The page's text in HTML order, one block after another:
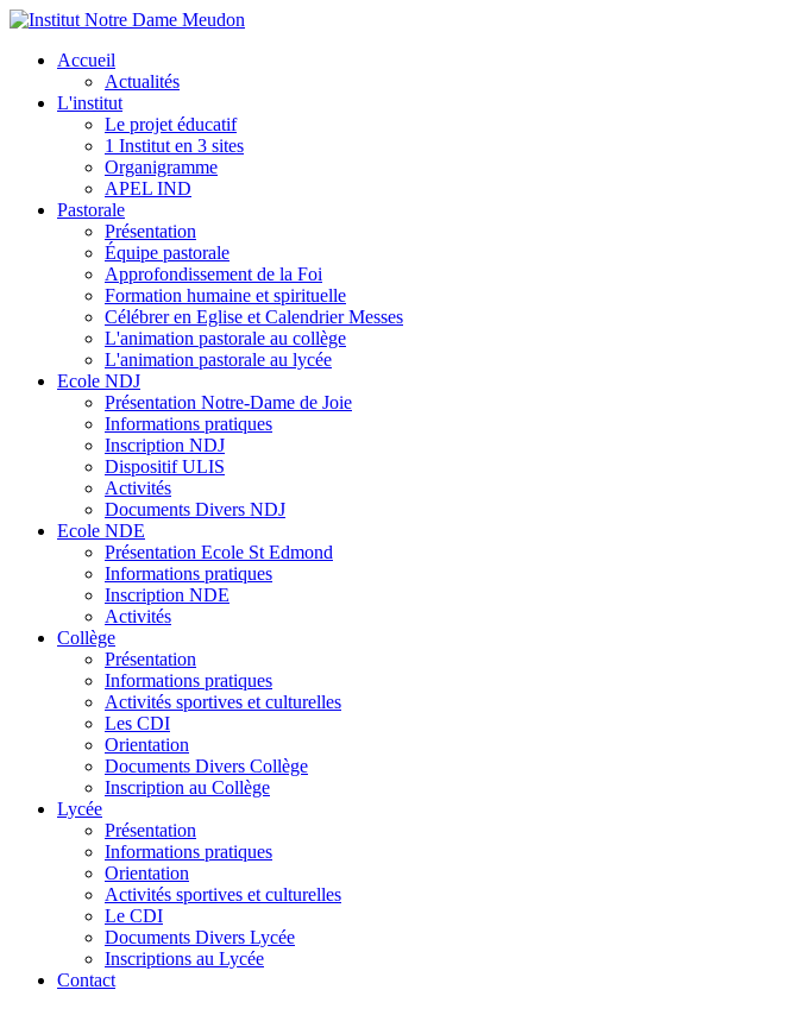
Accueil
Actualités
L'institut
Le projet éducatif
1 Institut en 3 sites
Organigramme
APEL IND
Pastorale
Présentation
Équipe pastorale
Approfondissement de la Foi
Formation humaine et spirituelle
Célébrer en Eglise et Calendrier Messes
L'animation pastorale au collège
L'animation pastorale au lycée
Ecole NDJ
Présentation Notre-Dame de Joie
Informations pratiques
Inscription NDJ
Dispositif ULIS
Activités
Documents Divers NDJ
Ecole NDE
Présentation Ecole St Edmond
Informations pratiques
Inscription NDE
Activités
Collège
Présentation
Informations pratiques
Activités sportives et culturelles
Les CDI
Orientation
Documents Divers Collège
Inscription au Collège
Lycée
Présentation
Informations pratiques
Orientation
Activités sportives et culturelles
Le CDI
Documents Divers Lycée
Inscriptions au Lycée
Contact